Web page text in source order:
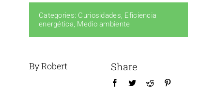
Categories: Curiosidades, Eficiencia
energética, Medio ambiente
By Robert Share